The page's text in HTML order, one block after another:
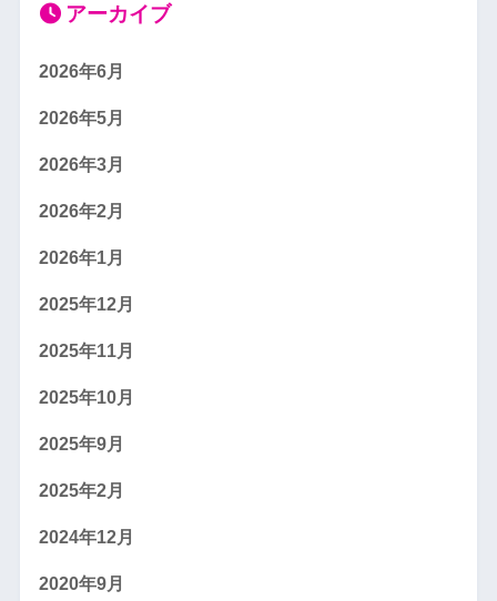
アーカイブ
2026年6月
2026年5月
2026年3月
2026年2月
2026年1月
2025年12月
2025年11月
2025年10月
2025年9月
2025年2月
2024年12月
2020年9月